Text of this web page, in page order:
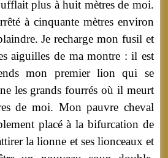
plus à huit mètres de moi.
à cinquante mètres environ
Je recharge mon fusil et
aiguilles de ma montre : il est
mon premier lion qui se
les grands fourrés où il meurt
de moi. Mon pauvre cheval
placé à la bifurcation de
la lionne et ses lionceaux et